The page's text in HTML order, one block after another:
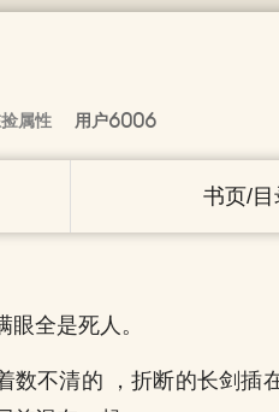
属性 用户6006
书页/目
眼全是死人。
数不清的 ，折断的长剑插